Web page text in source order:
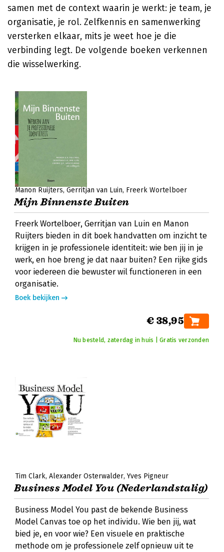
samen met de context waarin je werkt: je team, je
organisatie, je rol. Zelfkennis en samenwerking
versterken elkaar, mits je weet hoe je die
verbinding legt. De volgende boeken verkennen
die wisselwerking.
Manon Ruijters Gerritjan van Luin Freerk Wortelboer
Mijn Binnenste Buiten
Freerk Wortelboer, Gerritjan van Luin en Manon
Ruijters bieden in dit boek handvatten om inzicht te
krijgen in je professionele identiteit: wie ben jij in je
werk, en hoe breng je dat naar buiten? Een rijke gids
voor iedereen die bewuster wil functioneren in een
organisatie.
Boek bekijken
€ 38,95
Nu besteld, zaterdag in huis | Gratis verzonden
Tim Clark Alexander Osterwalder Yves Pigneur
Business Model You (Nederlandstalig)
Business Model You past de bekende Business
Model Canvas toe op het individu. Wie ben jij, wat
bied je, en voor wie? Een visuele en praktische
methode om je professionele zelf opnieuw uit te